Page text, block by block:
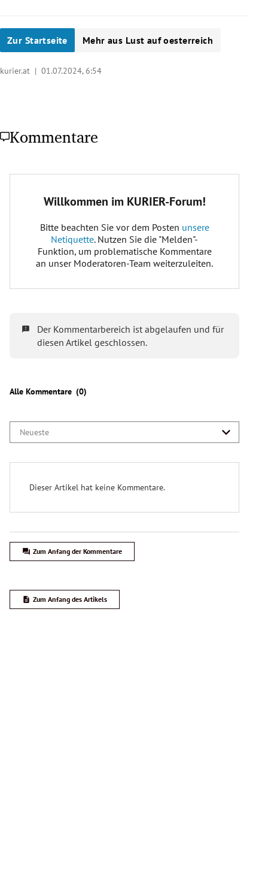
Zur Startseite Mehr aus Lust auf oesterreich
kurier.at | 01.07.2024, 6:54
Kommentare